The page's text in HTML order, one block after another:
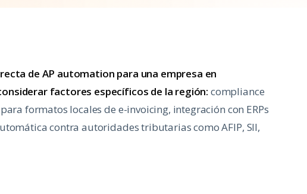
de AP automation para una empresa en
factores específicos de la región: compliance
formatos locales de e-invoicing, integración con ERPs
contra autoridades tributarias como AFIP, SII,